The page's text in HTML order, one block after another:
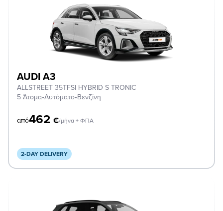
AUDI A3
ALLSTREET 35TFSI HYBRID S TRONIC
5 Άτομα•Αυτόματο•Βενζίνη
από462 €/μήνα + ΦΠΑ
2-DAY DELIVERY